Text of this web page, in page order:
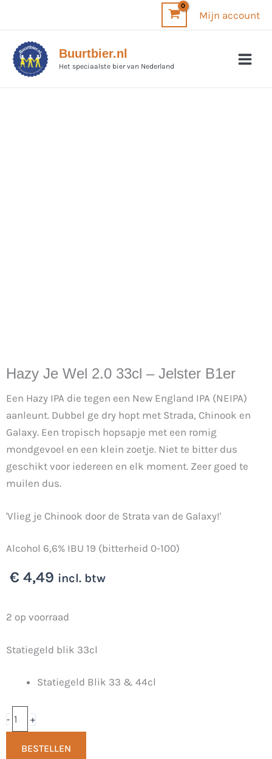
inhoud
Mijn account
Buurtbier.nl
Het speciaalste bier van Nederland
Hazy Je Wel 2.0 33cl – Jelster B1er
Een Hazy IPA die tegen een New England IPA (NEIPA)
aanleunt. Dubbel ge dry hopt met Strada, Chinook en
Galaxy. Een tropisch hopsapje met een romig
mondgevoel en een klein zoetje. Niet te bitter dus
geschikt voor iedereen en elk moment. Zeer goed te
muilen dus.
'Vlieg je Chinook door de Strata van de Galaxy!'
Alcohol 6,6% IBU 19 (bitterheid 0-100)
€ 4,49 incl. btw
2 op voorraad
Statiegeld blik 33cl
Statiegeld Blik 33 & 44cl
-
Hazy
Wel
33cl
Jelster
B1er
aantal
+
BESTELLEN